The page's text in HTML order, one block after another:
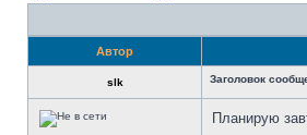
Автор
slk Заголовок
Планирую